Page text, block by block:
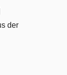
der